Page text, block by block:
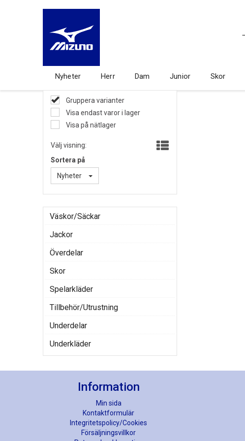
Nyheter Herr Dam Junior Skor
Gruppera varianter
Visa endast varor i lager
Visa på nätlager
Välj visning:
Sortera på
Nyheter
Väskor/Säckar
Jackor
Överdelar
Skor
Spelarkläder
Tillbehör/Utrustning
Underdelar
Underkläder
Information
Min sida
Kontaktformulär
Integritetspolicy/Cookies
Försäljningsvillkor